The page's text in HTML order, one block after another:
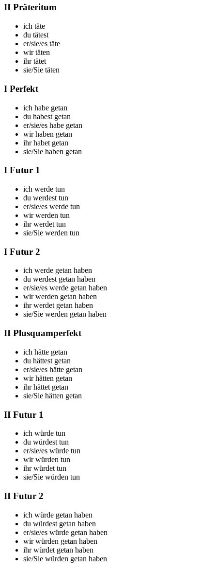
II Präteritum
ich täte
du tätest
er/sie/es täte
wir täten
ihr tätet
sie/Sie täten
I Perfekt
ich habe getan
du habest getan
er/sie/es habe getan
wirhaben getan
ihrhabet getan
sie/Sie haben getan
I Futur 1
ich werde tun
du werdest tun
er/sie/es werde tun
wirwerden tun
ihrwerdet tun
sie/Sie werden tun
I Futur 2
ich werde getan haben
du werdest getan haben
er/sie/es werde getan haben
wirwerden getan haben
ihrwerdet getan haben
sie/Sie werden getan haben
II Plusquamperfekt
ich hätte getan
du hättest getan
er/sie/es hätte getan
wirhätten getan
ihrhättet getan
sie/Sie hätten getan
II Futur 1
ich würde tun
du würdest tun
er/sie/es würde tun
wirwürden tun
ihrwürdet tun
sie/Sie würden tun
II Futur 2
ich würde getan haben
du würdest getan haben
er/sie/es würde getan haben
wirwürden getan haben
ihrwürdet getan haben
sie/Sie würden getan haben